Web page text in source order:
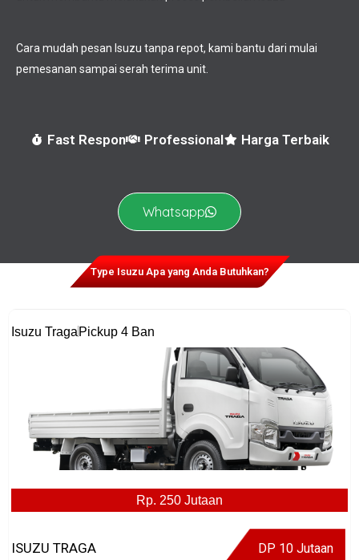
Cara mudah pesan Isuzu tanpa repot, kami bantu dari mulai
pemesanan sampai serah terima unit.
Fast Respon Professional Harga Terbaik
Whatsapp
Type Isuzu Apa yang Anda Butuhkan?
Isuzu Traga Pickup 4 Ban
Rp. 250 Jutaan
ISUZU TRAGA DP 10 Jutaan